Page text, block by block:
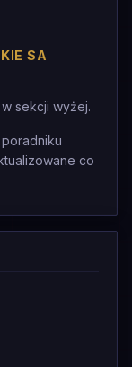
SA
sekcji wyżej.
co